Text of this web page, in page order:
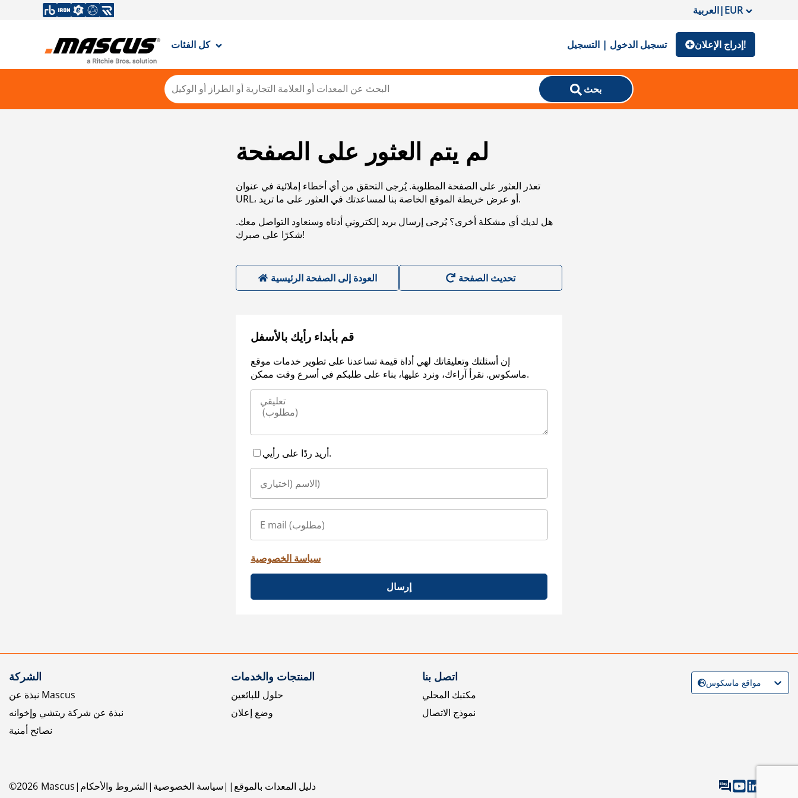
العربية|EUR
كل الفئات تسجيل الدخول | التسجيل إدراج الإعلان!
بحث
لم يتم العثور على الصفحة
تعذر العثور على الصفحة المطلوبة. يُرجى التحقق من أي أخطاء إملائية في عنوان
URL، أو عرض خريطة الموقع الخاصة بنا لمساعدتك في العثور على ما تريد.
هل لديك أي مشكلة أخرى؟ يُرجى إرسال بريد إلكتروني أدناه وسنعاود التواصل معك.
شكرًا على صبرك!
العودة إلى الصفحة الرئيسية
قم بأبداء رأيك بالأسفل
إن أسئلتك وتعليقاتك لهي أداة قيمة تساعدنا على تطوير خدمات موقع
ماسكوس. نقرأ آراءك، ونرد عليها، بناء على طلبكم في أسرع وقت ممكن.
أريد ردًا على رأيي.
سياسة الخصوصية
إرسال
الشركة
نبذة عن Mascus
نبذة عن شركة ريتشي وإخوانه
نصائح أمنية
المنتجات والخدمات
حلول للبائعين
وضع إعلان
اتصل بنا
مكتبك المحلي
نموذج الاتصال
©2026 Mascus الشروط والأحكام سياسة الخصوصية دليل المعدات بالموقع
مواقع ماسكوس